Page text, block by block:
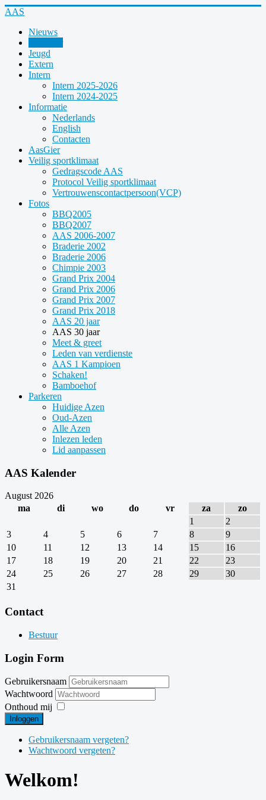
AAS
Nieuws
Jeugd
Extern
Intern
Intern 2025-2026
Intern 2024-2025
Informatie
Nederlands
English
Contacten
AasGier
Veilig sportklimaat
Gedragscode AAS
Protocol Veilig sportklimaat
Vertrouwenscontactpersoon(VCP)
Fotos
BBQ2005
BBQ2007
AAS 2006-2007
Braderie 2002
Braderie 2006
Chimpie 2003
Grand Prix 2004
Grand Prix 2006
Grand Prix 2007
Grand Prix 2018
AAS 20 jaar
AAS 30 jaar
Meet & greet
Leden van verdienste
AAS 1 Kampioen
Schaken!
Bamboehof
Parkeren
Huidige Azen
Oud-Azen
Alle Azen
Inlezen leden
Lid aanpassen
AAS Kalender
Year
Month
Year
Month
August 2026
ma
di wo do vr za
zo
1
2
3
4 5 6 7 8
9
10
11 12 13 14 15
16
17
18 19 20 21 22
23
24
25 26 27 28 29
30
31
Contact
Bestuur
Login Form
Gebruikersnaam
Wachtwoord
Onthoud mij
Inloggen
Gebruikersnaam vergeten?
Wachtwoord vergeten?
Welkom!